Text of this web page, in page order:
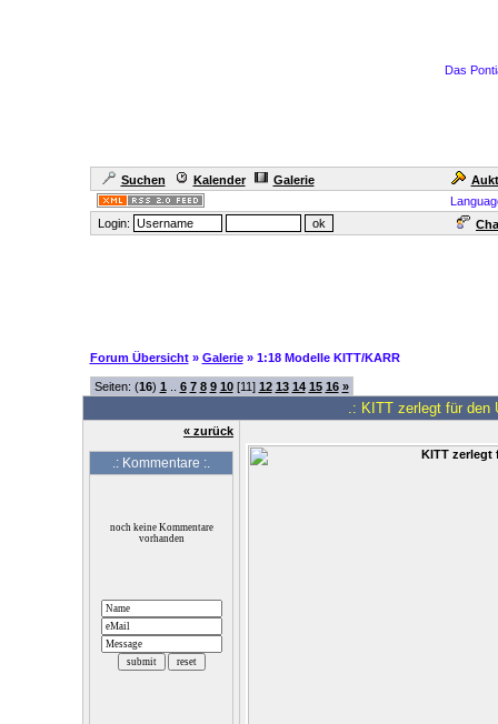
Das
Suchen Kalender Galerie
Login:
Forum Übersicht» Galerie» 1:18 Modelle KITT/KARR
Seiten: (16) 1 6 7 8 9 10[11] 12 13 14 15 16 »
.: KITT zerlegt für den
« zurück
.: Kommentare :.